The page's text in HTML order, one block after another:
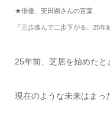
★俳優、安田顕さんの言葉
「三歩進んで二歩下がる。25年
25年前、芝居を始めたと
現在のような未来はまっ